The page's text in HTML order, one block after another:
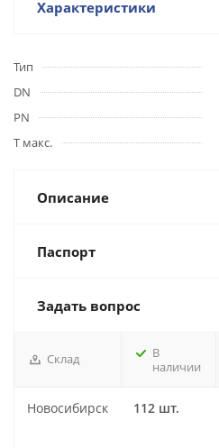
Характеристики
Тип
DN
PN
Т макс.
Описание
Паспорт
Задать вопрос
Склад
В
наличии
Новосибирск 112 шт.